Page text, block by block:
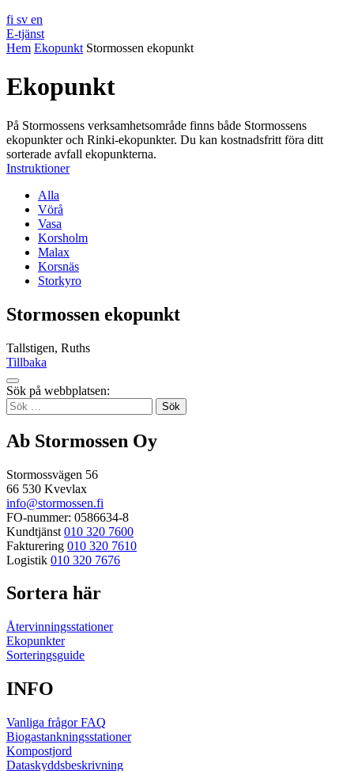
fi sv en
E-tjänst
Hem Ekopunkt Stormossen ekopunkt
Ekopunkt
På Stormossens verksamhetsområde finns både Stormossens
ekopunkter och Rinki-ekopunkter. Du kan kostnadsfritt föra ditt
sorterade avfall ekopunkterna.
Instruktioner
Alla
Vörå
Vasa
Korsholm
Malax
Korsnäs
Storkyro
Stormossen ekopunkt
Tallstigen, Ruths
Tillbaka
Tillbaka
up
Sök på webbplatsen:
Sök
efter:
Ab Stormossen Oy
Stormossvägen 56
66 530 Kvevlax
info@stormossen.fi
FO-nummer: 0586634-8
Kundtjänst 010 320 7600
Fakturering 010 320 7610
Logistik 010 320 7676
Sortera här
Återvinningsstationer
Ekopunkter
Sorteringsguide
INFO
Vanliga frågor FAQ
Biogastankningsstationer
Kompostjord
Dataskyddsbeskrivning